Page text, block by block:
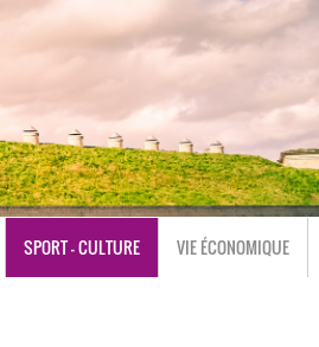
SPORT - CULTURE VIE ÉCONOMIQUE